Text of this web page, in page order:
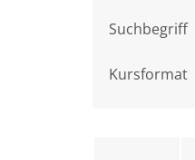
Suchbegriff
Kursformat